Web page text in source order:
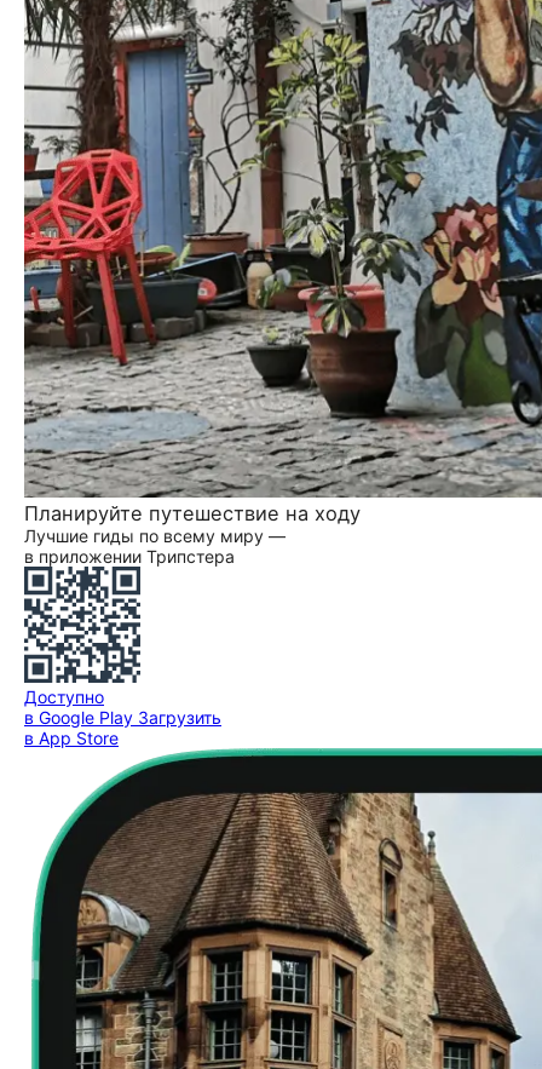
Планируйте путешествие на ходу
Лучшие гиды по всему миру —
в приложении Трипстера
Доступно
в Google Play Загрузить
в App Store